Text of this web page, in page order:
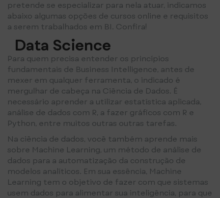
pretende se especializar para nela atuar, indicamos
abaixo algumas opções de cursos online e requisitos
a serem trabalhados em BI. Confira!
Data Science
Para quem precisa entender os princípios
fundamentais de Business Intelligence, antes de
mexer em qualquer ferramenta, o indicado é
mergulhar de cabeça na Ciência de Dados. É
necessário aprender a utilizar estatística aplicada,
análise de dados com R, a fazer gráficos com R e
Python, entre muitos outras outras tarefas.
Na ciência de dados, você também aprende mais
sobre Machine Learning, um método de análise de
dados para a automatização da construção de
modelos analíticos. Em sua essência, Machine
Learning tem o objetivo de fazer com que sistemas
usem dados para alimentar sua inteligência, para que